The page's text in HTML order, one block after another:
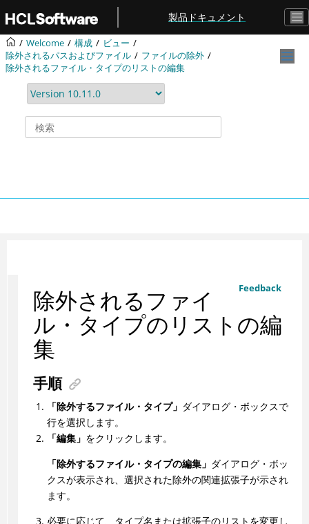
メインコンテンツにジャンプ
製品ドキュメント
Welcome 構成
ビュー
除外されるパスおよびファイル
ファイルの除外
除外されるファイル・タイプのリストの編集
Feedback
除外されるファイ
ル・タイプのリストの編
集
手順
「除外するファイル・タイプ」 ダイアログ・ボックスで
行を選択します。
「編集」 をクリックします。
「除外するファイル・タイプの編集」 ダイアログ・ボッ
クスが表示され、選択された除外の関連拡張子が示され
ます。
必要に応じて、タイプ名または拡張子のリストを変更し